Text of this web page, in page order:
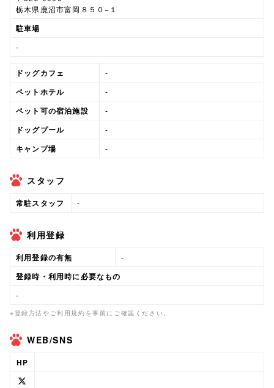
栃木県鹿沼市富岡８５０−１
駐車場
-
ドッグカフェ -
ペットホテル -
ペット可の宿泊施設 -
ドッグプール -
キャンプ場 -
スタッフ
常駐スタッフ -
利用登録
利用登録の有無 -
登録時・利用時に必要なもの
-
※登録方法やご利用規約を事前にご確認ください。
WEB/SNS
HP